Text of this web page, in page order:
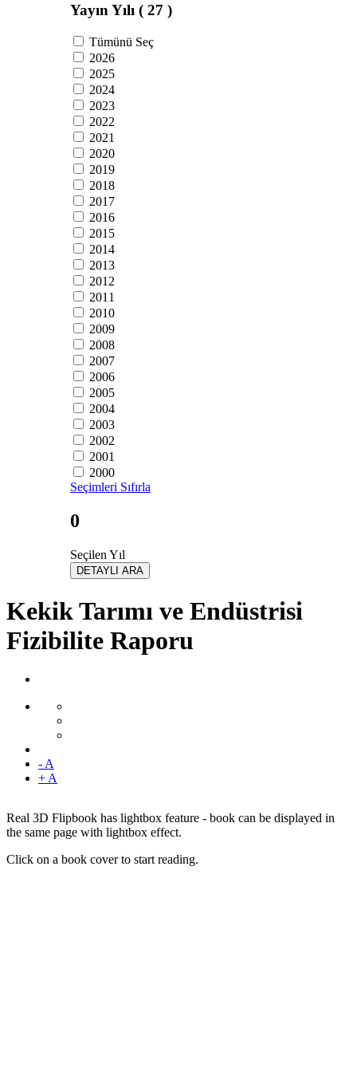
Yayın Yılı ( 27 )
Tümünü Seç
2026
2025
2024
2023
2022
2021
2020
2019
2018
2017
2016
2015
2014
2013
2012
2011
2010
2009
2008
2007
2006
2005
2004
2003
2002
2001
2000
Seçimleri Sıfırla
0
Seçilen Yıl
DETAYLI ARA
Kekik Tarımı ve Endüstrisi
Fizibilite Raporu
- A
+ A
Real 3D Flipbook has lightbox feature - book can be displayed in
the same page with lightbox effect.
Click on a book cover to start reading.